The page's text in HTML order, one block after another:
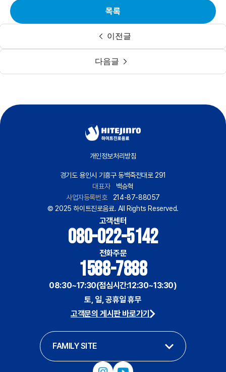
이전글
목록
다음글
개인정보처리방침
경기도 용인시 기흥구 동백죽전대로 291
대표자
백승혁
사업자등록번호
214-87-88057
© 2025 하이트진로음료. All Rights Reserved.
고객센터
080-022-5142
전화주문
1588-7888
08:30~17:30(점심시간:12:30~13:30)
토, 일, 공휴일 휴무
고객문의 게시판 바로가기
FAMILY SITE